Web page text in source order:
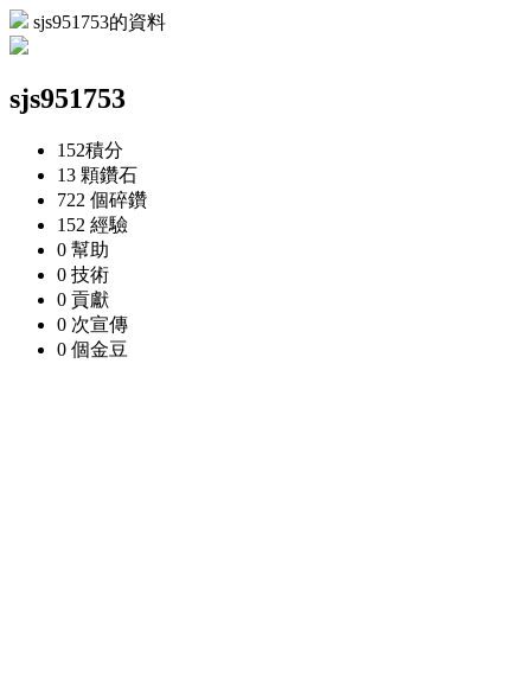
sjs951753的資料
sjs951753
152積分
13 顆鑽石
722 個碎鑽
152 經驗
0 幫助
0 技術
0 貢獻
0 次宣傳
0 個金豆